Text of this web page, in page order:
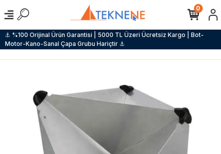
⚓ %100 Orijinal Ürün Garantisi | 5000 TL Üzeri Ücretsiz Kargo | Bot-
Motor-Kano-Sanal Çapa Grubu Hariçtir ⚓
0